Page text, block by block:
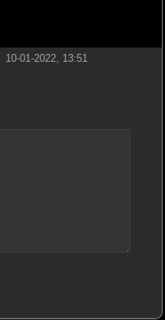
10-01-2022, 13:51